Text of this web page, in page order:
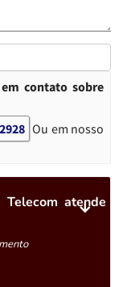
contato sobre
Ou em nosso
atende